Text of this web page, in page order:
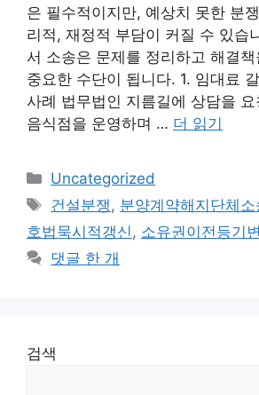
은 필수적이지만, 예상치 못한 분
리적, 재정적 부담이 커질 수 있습
서 소송은 문제를 정리하고 해결
중요한 수단이 됩니다. 1. 임대료
사례 법무법인 지름길에 상담을
음식점을 운영하며 … 더 읽기
카
테
리
Uncategorized
태
그
건설분쟁 , 분양계약해지단체소
호법묵시적갱신 , 소유권이전등기
댓글 한 개
검색